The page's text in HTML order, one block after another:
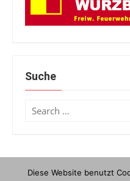
Suche
Search
Diese Website benutzt